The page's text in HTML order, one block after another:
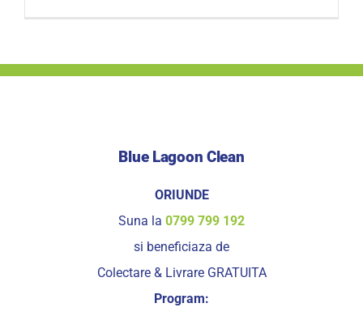
Blue Lagoon Clean
ORIUNDE
Suna la 0799 799 192
si beneficiaza de
Colectare & Livrare GRATUITA
Program: